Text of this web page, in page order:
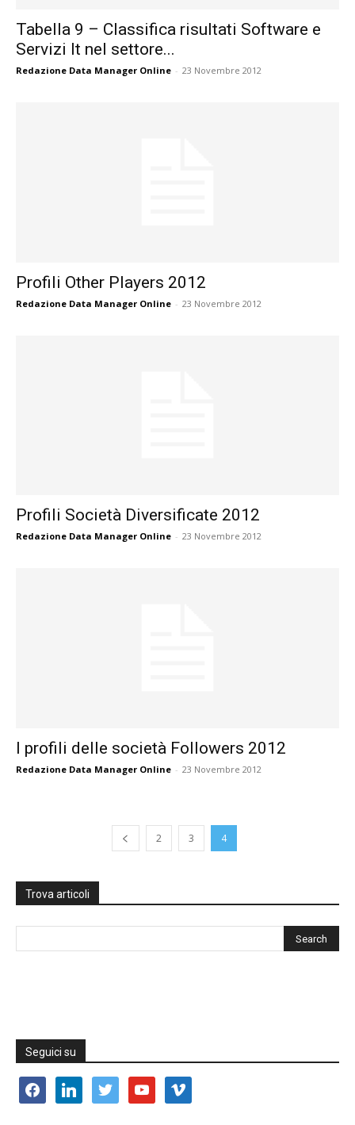
Tabella 9 – Classifica risultati Software e
Servizi It nel settore...
Redazione Data Manager Online - 23 Novembre 2012
Profili Other Players 2012
Redazione Data Manager Online - 23 Novembre 2012
Profili Società Diversificate 2012
Redazione Data Manager Online - 23 Novembre 2012
I profili delle società Followers 2012
Redazione Data Manager Online - 23 Novembre 2012
2 3 4
Trova articoli
Seguici su
facebooklinkedin twitter youtube vimeo